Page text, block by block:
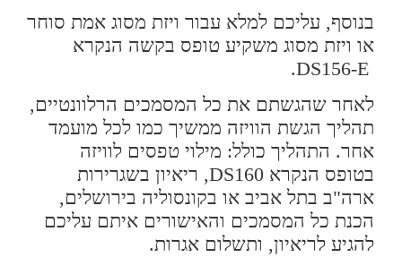
בנוסף, עליכם למלא עבור ויזת מסוג אמת סוחר
או ויזת מסוג משקיע טופס בקשה הנקרא
לאחר שהגשתם את כל המסמכים הרלוונטיים,
תהליך הגשת הוויזה ממשיך כמו לכל מועמד
אחר. התהליך כולל: מילוי טפסים לוויזה
בטופס הנקרא DS160, ריאיון בשגרירות
ארה"ב בתל אביב או בקונסוליה בירושלים,
הכנת כל המסמכים והאישורים איתם עליכם
להגיע לריאיון, ותשלום אגרות.